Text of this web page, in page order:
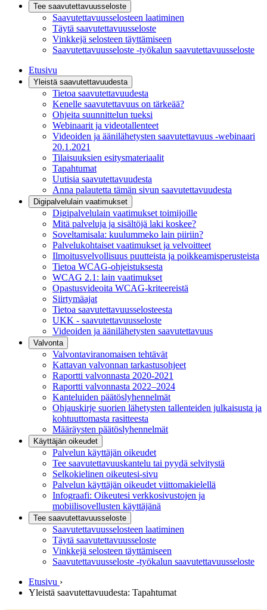
Tee saavutettavuusseloste
Saavutettavuus­selosteen laatiminen
Täytä saavutettavuusseloste
Vinkkejä selosteen täyttämiseen
Saavutettavuusseloste -työkalun saavutettavuusseloste
Etusivu
Yleistä saavutettavuudesta
Tietoa saavutettavuudesta
Kenelle saavutettavuus on tärkeää?
Ohjeita suunnittelun tueksi
Webinaarit ja videotallenteet
Videoiden ja äänilähetysten saavutettavuus -webinaari
20.1.2021
Tilaisuuksien esitysmateriaalit
Tapahtumat
Uutisia saavutettavuudesta
Anna palautetta tämän sivun saavutettavuudesta
Digipalvelulain vaatimukset
Digipalvelulain vaatimukset toimijoille
Mitä palveluja ja sisältöjä laki koskee?
Soveltamisala: kuulummeko lain piiriin?
Palvelukohtaiset vaatimukset ja velvoitteet
Ilmoitusvelvollisuus puutteista ja poikkeamisperusteista
Tietoa WCAG-ohjeistuksesta
WCAG 2.1: lain vaatimukset
Opastusvideoita WCAG-kriteereistä
Siirtymäajat
Tietoa saavutettavuusselosteesta
UKK - saavutettavuusseloste
Videoiden ja äänilähetysten saavutettavuus
Valvonta
Valvontaviranomaisen tehtävät
Kattavan valvonnan tarkastusohjeet
Raportti valvonnasta 2020-2021
Raportti valvonnasta 2022–2024
Kanteluiden päätöslyhennelmät
Ohjauskirje suorien lähetysten tallenteiden julkaisusta ja
kohtuuttomasta rasitteesta
Määräysten päätöslyhennelmät
Käyttäjän oikeudet
Palvelun käyttäjän oikeudet
Tee saavutettavuuskantelu tai pyydä selvitystä
Selkokielinen oikeutesi-sivu
Palvelun käyttäjän oikeudet viittomakielellä
Infograafi: Oikeutesi verkkosivustojen ja
mobiilisovellusten käyttäjänä
Tee saavutettavuusseloste
Saavutettavuus­selosteen laatiminen
Täytä saavutettavuusseloste
Vinkkejä selosteen täyttämiseen
Saavutettavuusseloste -työkalun saavutettavuusseloste
Etusivu ›
Yleistä saavutettavuudesta: Tapahtumat